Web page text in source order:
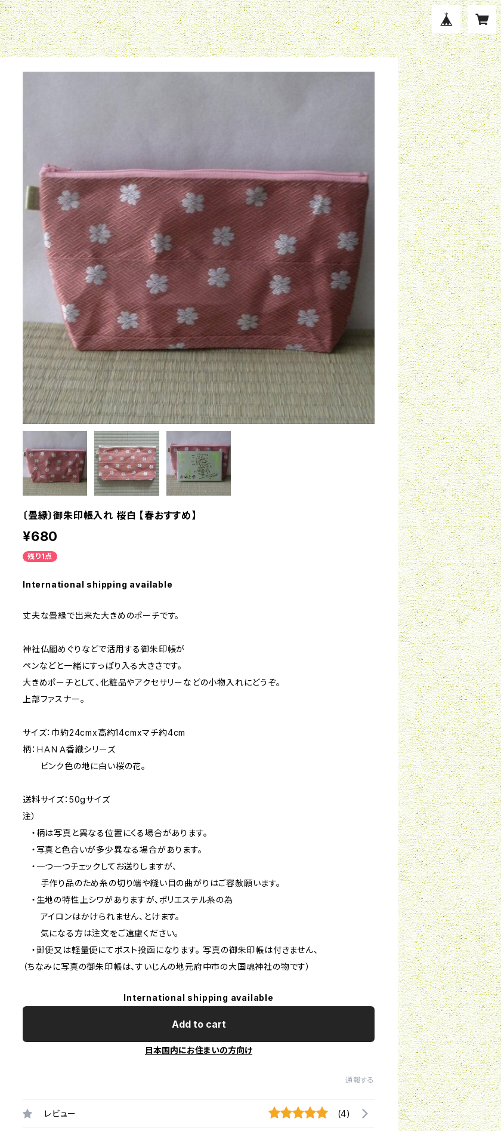
〔畳縁〕御朱印帳入れ 桜白 【春おすすめ】
¥680
残り1点
International shipping available
丈夫な畳縁で出来た大きめのポーチです。
神社仏閣めぐりなどで活用する御朱印帳が
ペンなどと一緒にすっぽり入る大きさです。
大きめポーチとして、化粧品やアクセサリーなどの小物入れにどうぞ。
上部ファスナー。
サイズ：巾約24cmx高約14cmxマチ約4cm
柄：ＨＡＮＡ香織シリーズ
ピンク色の地に白い桜の花。
送料サイズ：50gサイズ
注）
・柄は写真と異なる位置にくる場合があります。
・写真と色合いが多少異なる場合があります。
・一つ一つチェックしてお送りしますが、
手作り品のため糸の切り端や縫い目の曲がりはご容赦願います。
・生地の特性上シワがありますが、ポリエステル糸の為
アイロンはかけられません、とけます。
気になる方は注文をご遠慮ください。
・郵便又は軽量便にてポスト投函になります。 写真の御朱印帳は付きません、
（ちなみに写真の御朱印帳は、すいじんの地元府中市の大国魂神社の物です）
International shipping available
Add to cart
日本国内にお住まいの方向け
通報する
レビュー (4)